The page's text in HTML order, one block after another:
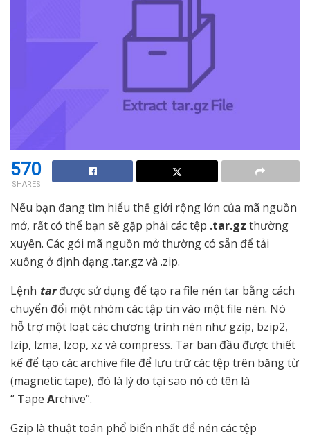
570
SHARES
Nếu bạn đang tìm hiểu thế giới rộng lớn của mã nguồn
mở, rất có thể bạn sẽ gặp phải các tệp .tar.gz thường
xuyên. Các gói mã nguồn mở thường có sẵn để tải
xuống ở định dạng .tar.gz và .zip.
Lệnh tarđược sử dụng để tạo ra file nén tar bằng cách
chuyển đổi một nhóm các tập tin vào một file nén. Nó
hỗ trợ một loạt các chương trình nén như gzip, bzip2,
lzip, lzma, lzop, xz và compress. Tar ban đầu được thiết
kế để tạo các archive file để lưu trữ các tệp trên băng từ
(magnetic tape), đó là lý do tại sao nó có tên là
“ Tape Archive”.
Gzip là thuật toán phổ biến nhất để nén các tệp